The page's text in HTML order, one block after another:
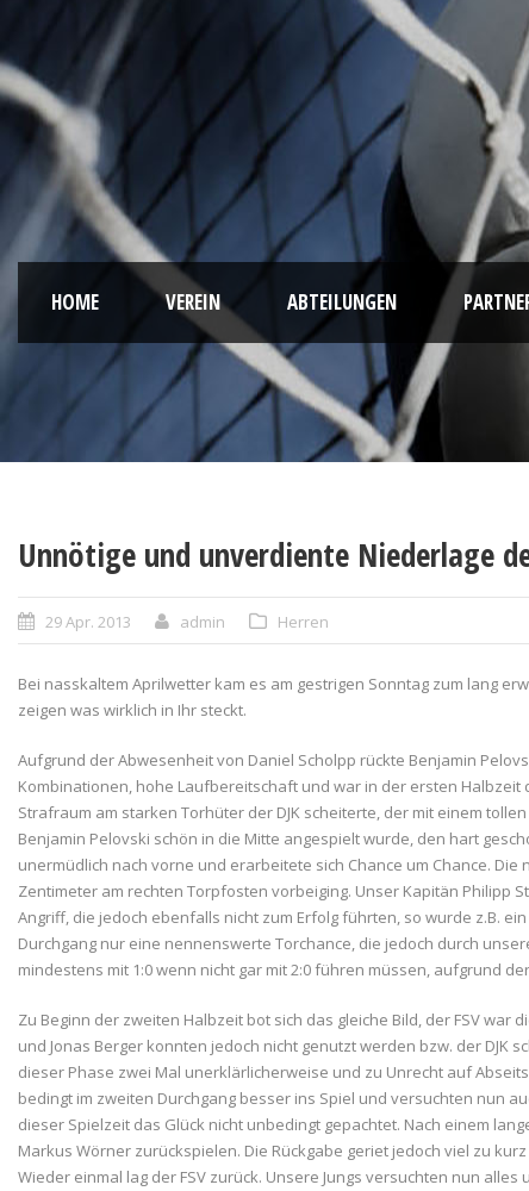
HOME VEREIN ABTEILUNGEN
Unnötige und unverdiente Niederlage
29 Apr. 2013 admin Herren
Bei nasskaltem Aprilwetter kam es am gestrigen Sonntag zum lang
zeigen was wirklich in Ihr steckt.
Aufgrund der Abwesenheit von Daniel Scholpp rückte Benjamin
Kombinationen, hohe Laufbereitschaft und war in der ersten
Strafraum am starken Torhüter der DJK scheiterte, der mit einem
Benjamin Pelovski schön in die Mitte angespielt wurde, den hart
unermüdlich nach vorne und erarbeitete sich Chance um Chance.
Zentimeter am rechten Torpfosten vorbeiging. Unser Kapitän Philipp
Angriff, die jedoch ebenfalls nicht zum Erfolg führten, so wurde z.B.
Durchgang nur eine nennenswerte Torchance, die jedoch durch
mindestens mit 1:0 wenn nicht gar mit 2:0 führen müssen, aufgrund
Zu Beginn der zweiten Halbzeit bot sich das gleiche Bild, der FSV
und Jonas Berger konnten jedoch nicht genutzt werden bzw. der
dieser Phase zwei Mal unerklärlicherweise und zu Unrecht auf
bedingt im zweiten Durchgang besser ins Spiel und versuchten nun
dieser Spielzeit das Glück nicht unbedingt gepachtet. Nach einem
Markus Wörner zurückspielen. Die Rückgabe geriet jedoch viel zu
Wieder einmal lag der FSV zurück. Unsere Jungs versuchten nun